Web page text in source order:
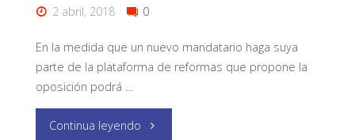
2 abril, 2018 0
En la medida que un nuevo mandatario haga suya
parte de la plataforma de reformas que propone la
oposición podrá …
Continua leyendo